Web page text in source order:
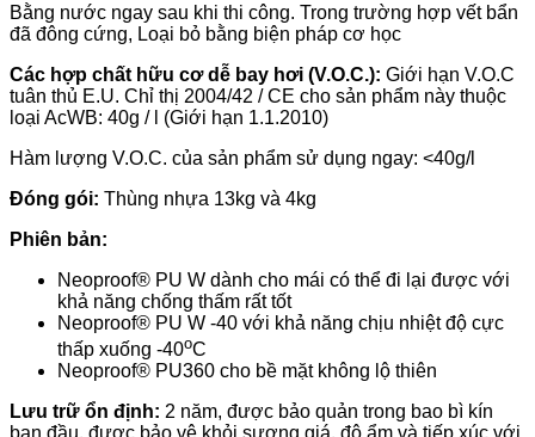
Bằng nước ngay sau khi thi công. Trong trường hợp vết bẩn
đã đông cứng, Loại bỏ bằng biện pháp cơ học
Các hợp chất hữu cơ dễ bay hơi (V.Ο.C.): Giới hạn V.O.C
tuân thủ E.U. Chỉ thị 2004/42 / CE cho sản phẩm này thuộc
loại AcWB: 40g / l (Giới hạn 1.1.2010)
Hàm lượng V.O.C. của sản phẩm sử dụng ngay: <40g/l
Đóng gói: Thùng nhựa 13kg và 4kg
Phiên bản:
Neoproof® PU W dành cho mái có thể đi lại được với
khả năng chống thấm rất tốt
Neoproof® PU W -40 với khả năng chịu nhiệt độ cực
thấp xuống -40οC
Neoproof® PU360 cho bề mặt không lộ thiên
Lưu trữ ổn định: 2 năm, được bảo quản trong bao bì kín